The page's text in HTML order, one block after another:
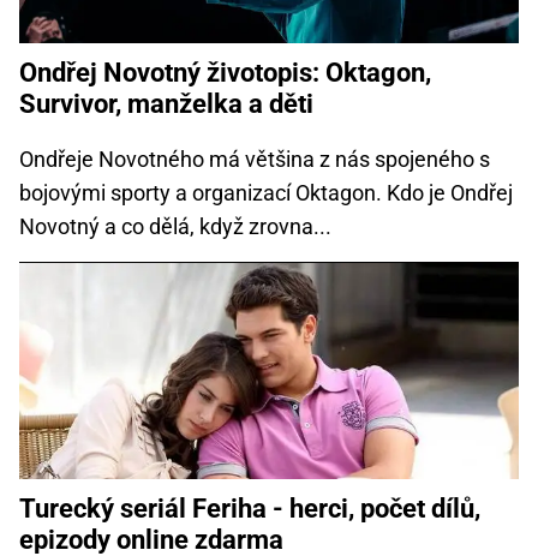
Ondřej Novotný životopis: Oktagon,
Survivor, manželka a děti
Ondřeje Novotného má většina z nás spojeného s
bojovými sporty a organizací Oktagon. Kdo je Ondřej
Novotný a co dělá, když zrovna...
Turecký seriál Feriha - herci, počet dílů,
epizody online zdarma